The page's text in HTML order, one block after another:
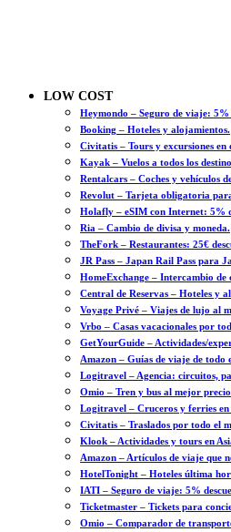
LOW COST
Heymondo – Seguro de viaje: 5%
Booking – Hoteles y alojamientos.
Civitatis – Tours y excursiones en
Kayak – Vuelos a todos los
Rentalcars – Coches y vehículos
Revolut – Tarjeta obligatoria
Holafly – eSIM con Internet: 5%
Ria – Cambio de divisa y moneda.
TheFork – Restaurantes: 25€
JR Pass – Japan Rail Pass para
HomeExchange – Intercambio de
Central de Reservas – Hoteles y
Voyage Privé – Viajes de lujo al
Vrbo – Casas vacacionales por
GetYourGuide – Actividades/
Amazon – Guías de viaje de todo
Logitravel – Agencia: circuitos,
Omio – Tren y bus al mejor
Logitravel – Cruceros y ferries en
Civitatis – Traslados por todo el
Klook – Actividades y tours en
Amazon – Artículos de viaje que
HotelTonight – Hoteles última
IATI – Seguro de viaje: 5%
Ticketmaster – Tickets para
Omio – Comparador de